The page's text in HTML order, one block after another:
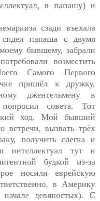
в папашу) и
сзади въехала
папаша с двумя
бывшему, забрали
возместить
Самого Первого
пришёл к дружку,
джентельмену в
совета. Тот
ход. Мой бывший
вызвать трёх
получить слегка и
интеллектуал тут и
будкой из-за
носили еврейскую
в Америку
начале девяностых). С